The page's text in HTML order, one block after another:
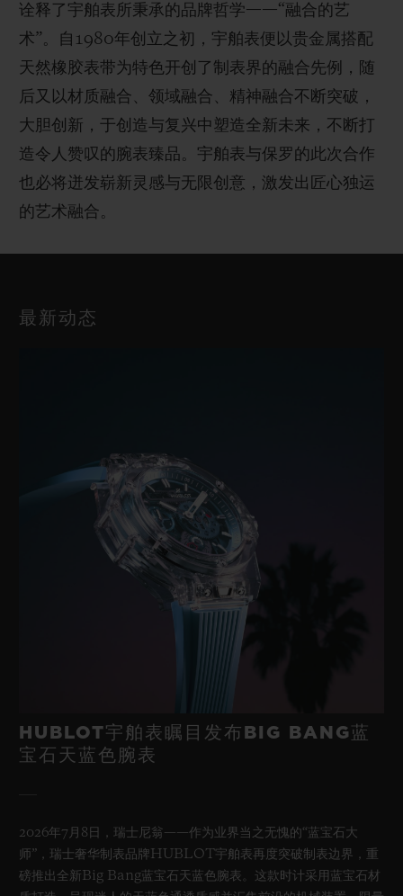
诠释了宇舶表所秉承的品牌哲学——“融合的艺
术”。自1980年创立之初，宇舶表便以贵金属搭配
天然橡胶表带为特色开创了制表界的融合先例，随
后又以材质融合、领域融合、精神融合不断突破，
大胆创新，于创造与复兴中塑造全新未来，不断打
造令人赞叹的腕表臻品。宇舶表与保罗的此次合作
也必将迸发崭新灵感与无限创意，激发出匠心独运
的艺术融合。
最新动态
HUBLOT宇舶表瞩目发布BIG BANG蓝
宝石天蓝色腕表
2026年7月8日，瑞士尼翁——作为业界当之无愧的“蓝宝石大
师”，瑞士奢华制表品牌HUBLOT宇舶表再度突破制表边界，重
磅推出全新Big Bang蓝宝石天蓝色腕表。这款时计采用蓝宝石材